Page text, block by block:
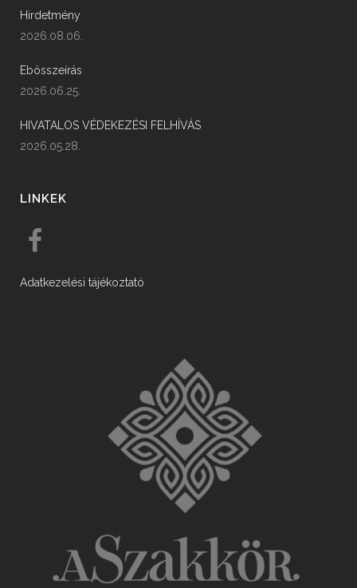
Hirdetmény
2026.08.06.
Ebösszeírás
2026.06.25.
HIVATALOS VÉDEKEZÉSI FELHÍVÁS
2026.05.28.
LINKEK
Adatkezelési tájékoztató